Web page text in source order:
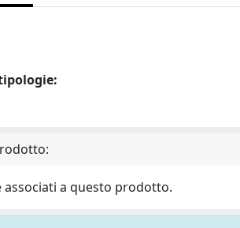
associati a questo prodotto.